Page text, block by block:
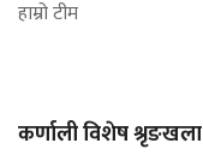
हाम्रो टीम
कर्णाली विशेष श्रृङखला